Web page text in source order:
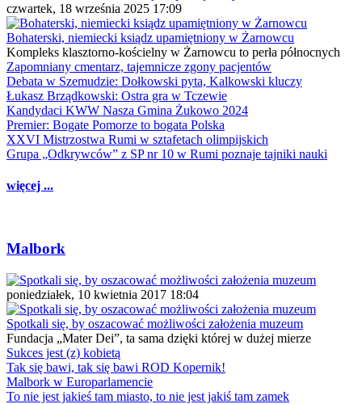
czwartek, 18 września 2025 17:09
Bohaterski, niemiecki ksiądz upamiętniony w Żarnowcu
Kompleks klasztorno-kościelny w Żarnowcu to perła północnych
Zapomniany cmentarz, tajemnicze zgony pacjentów
Debata w Szemudzie: Dołkowski pyta, Kalkowski kluczy
Łukasz Brządkowski: Ostra gra w Tczewie
Kandydaci KWW Nasza Gmina Żukowo 2024
Premier: Bogate Pomorze to bogata Polska
XXVI Mistrzostwa Rumi w sztafetach olimpijskich
Grupa „Odkrywców” z SP nr 10 w Rumi poznaje tajniki nauki
więcej ...
Malbork
poniedziałek, 10 kwietnia 2017 18:04
Spotkali się, by oszacować możliwości założenia muzeum
Fundacja „Mater Dei”, ta sama dzięki której w dużej mierze
Sukces jest (z) kobietą
Tak się bawi, tak się bawi ROD Kopernik!
Malbork w Europarlamencie
To nie jest jakieś tam miasto, to nie jest jakiś tam zamek